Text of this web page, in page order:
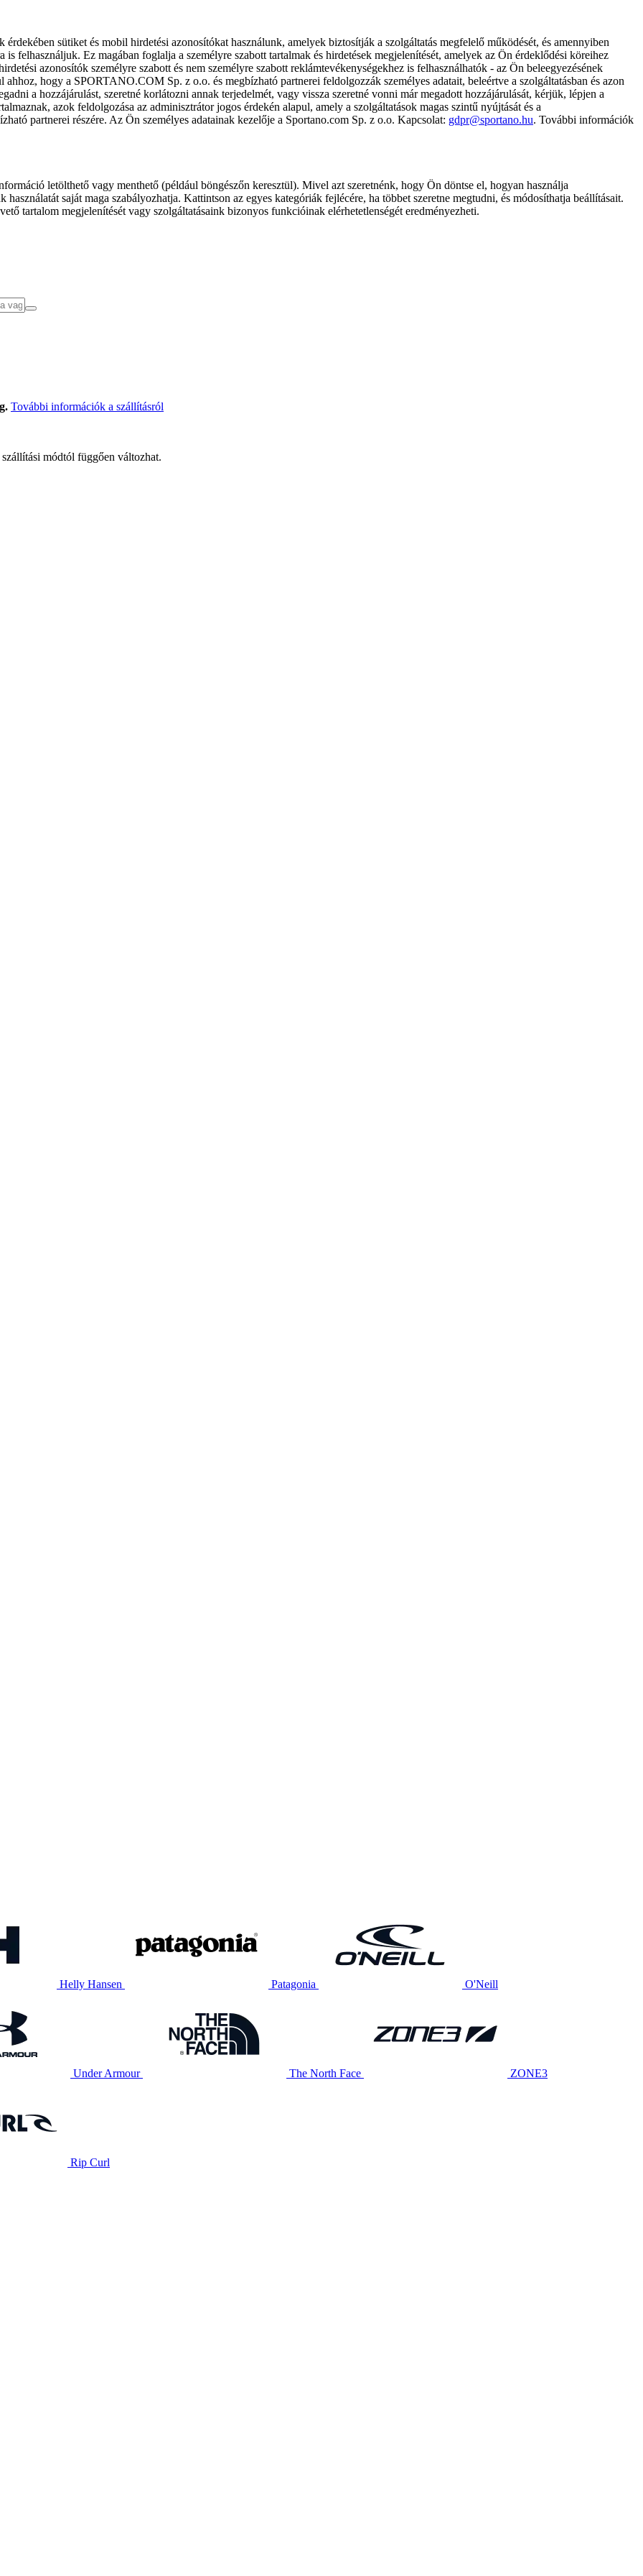
sütiket és mobil hirdetési azonosítókat használunk, amelyek biztosítják a szolgáltatás megfelelő működését, és amennyiben
is felhasználjuk. Ez magában foglalja a személyre szabott tartalmak és hirdetések megjelenítését, amelyek az Ön érdeklődési köreihez
azonosítók személyre szabott és nem személyre szabott reklámtevékenységekhez is felhasználhatók - az Ön beleegyezésének
hogy a SPORTANO.COM Sp. z o.o. és megbízható partnerei feldolgozzák személyes adatait, beleértve a szolgáltatásban és azon
a hozzájárulást, szeretné korlátozni annak terjedelmét, vagy vissza szeretné vonni már megadott hozzájárulását, kérjük, lépjen a
azok feldolgozása az adminisztrátor jogos érdekén alapul, amely a szolgáltatások magas szintű nyújtását és a
partnerei részére. Az Ön személyes adatainak kezelője a Sportano.com Sp. z o.o. Kapcsolat: gdpr@sportano.hu. További információk
letölthető vagy menthető (például böngészőn keresztül). Mivel azt szeretnénk, hogy Ön döntse el, hogyan használja
saját maga szabályozhatja. Kattintson az egyes kategóriák fejlécére, ha többet szeretne megtudni, és módosíthatja beállításait.
tartalom megjelenítését vagy szolgáltatásaink bizonyos funkcióinak elérhetetlenségét eredményezheti.
További információk a szállításról
módtól függően változhat.
Helly Hansen Patagonia O'Neill
Under Armour The North Face ZONE3
Rip Curl